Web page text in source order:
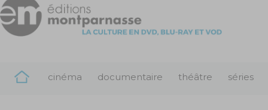
cinéma documentaire théâtre séries